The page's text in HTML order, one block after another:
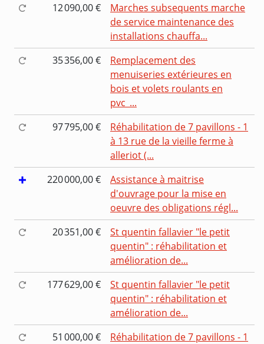
12 090,00 €
Marches subsequents marche
de service maintenance des
installations chauffa...
35 356,00 €
Remplacement des
menuiseries extérieures en
bois et volets roulants en
pvc_...
97 795,00 €
Réhabilitation de 7 pavillons - 1
à 13 rue de la vieille ferme à
alleriot (...
220 000,00 €
Assistance à maitrise
d'ouvrage pour la mise en
oeuvre des obligations régl...
20 351,00 €
St quentin fallavier "le petit
quentin" : réhabilitation et
amélioration de...
177 629,00 €
St quentin fallavier "le petit
quentin" : réhabilitation et
amélioration de...
51 000,00 €
Réhabilitation de 7 pavillons - 1